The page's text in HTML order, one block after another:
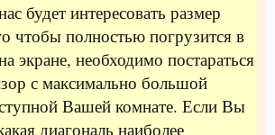
будет интересовать размер
чтобы полностью погрузится в
экране, необходимо постараться
с максимально большой
Вашей комнате. Если Вы
диагональ наиболее